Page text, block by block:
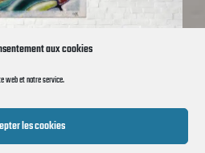
aux cookies
web et notre service.
les cookies